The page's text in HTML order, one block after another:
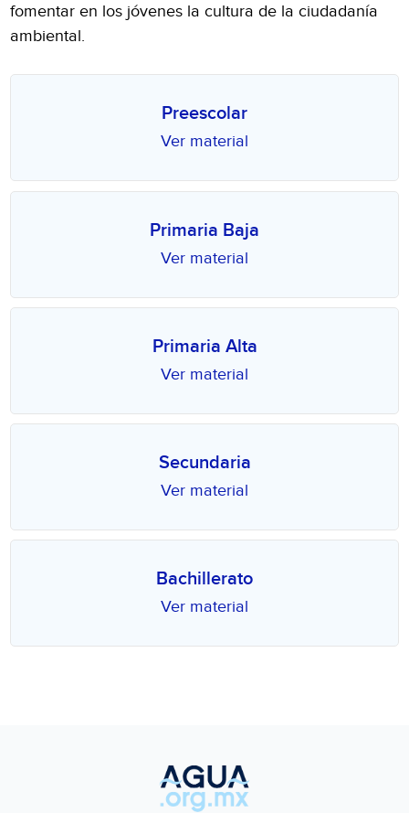
fomentar en los jóvenes la cultura de la ciudadanía
ambiental.
Preescolar
Ver material
Primaria Baja
Ver material
Primaria Alta
Ver material
Secundaria
Ver material
Bachillerato
Ver material